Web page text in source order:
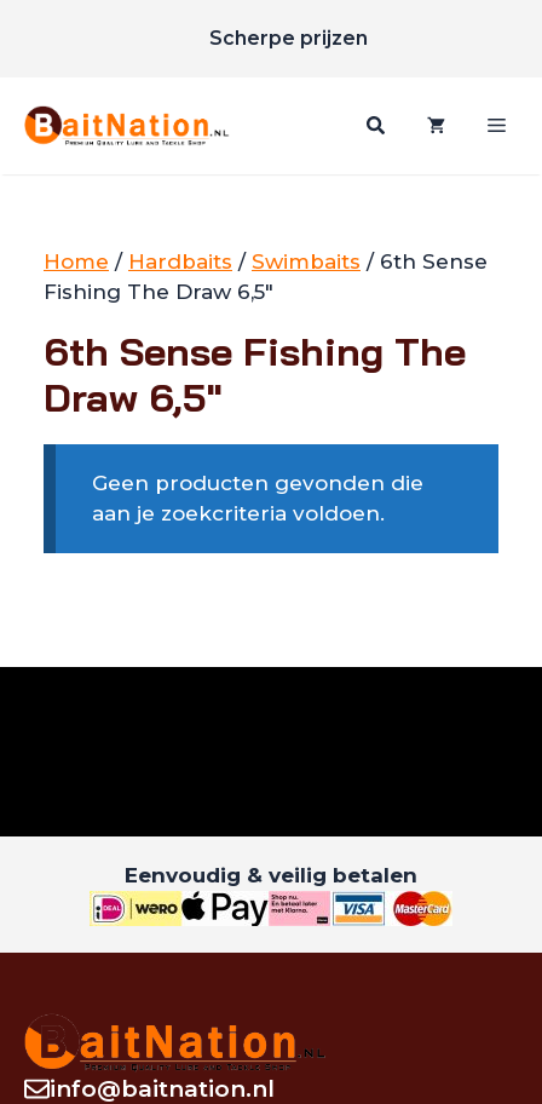
inhoud
Scherpe prijzen
Home / Hardbaits / Swimbaits / 6th Sense
Fishing The Draw 6,5"
6th Sense Fishing The
Draw 6,5"
Geen producten gevonden die
aan je zoekcriteria voldoen.
Eenvoudig & veilig betalen
info@baitnation.nl